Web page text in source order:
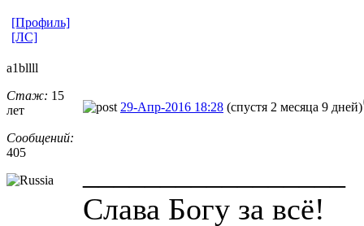
[Профиль]
[ЛС]
a1bllll
Стаж: 15
лет
Сообщений:
405
29-Апр-2016 18:28 (спустя 2 месяца 9 дней)
Слава Богу за всё!